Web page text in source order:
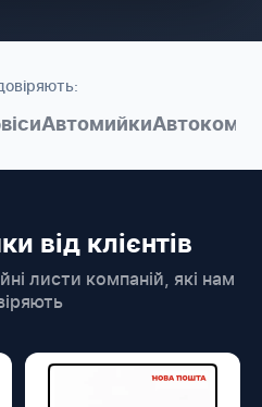
Автомийки
від клієнтів
листи компаній, які нам